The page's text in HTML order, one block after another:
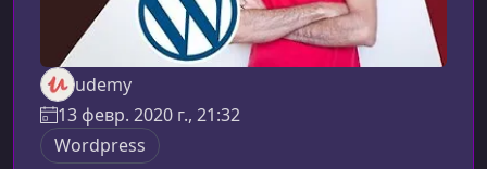
udemy
13 февр. 2020 г., 21:32
Wordpress